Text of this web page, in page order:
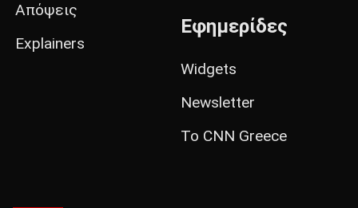
Απόψεις
Explainers
Εφημερίδες
Widgets
Newsletter
Το CNN Greece